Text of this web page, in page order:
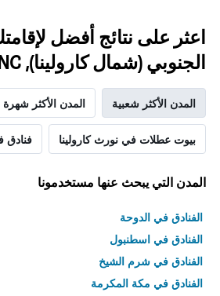
اعثر على نتائج أفضل
الجنوبي (شمال كارولينا), NC
المدن الأكثر شعبية المدن الأكثر شهرة
بيوت عطلات في نورث كارولينا فنادق
المدن التي يبحث عنها مستخدمونا
الفنادق في الدوحة
الفنادق في اسطنبول
الفنادق في شرم الشيخ
الفنادق في مكة المكرمة